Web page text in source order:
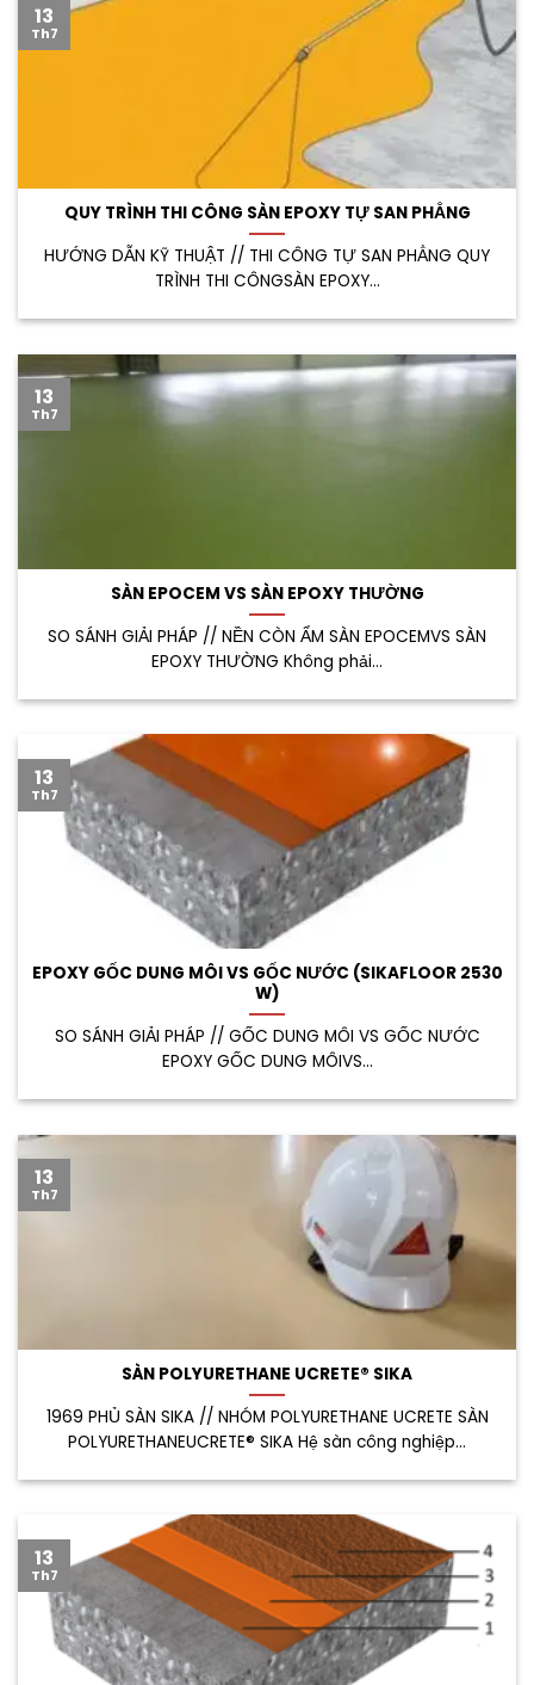
QUY TRÌNH THI CÔNG SÀN EPOXY TỰ SAN PHẲNG
HƯỚNG DẪN KỸ THUẬT // THI CÔNG TỰ SAN PHẲNG QUY
TRÌNH THI CÔNGSÀN EPOXY...
13
Th7
SÀN EPOCEM VS SÀN EPOXY THƯỜNG
SO SÁNH GIẢI PHÁP // NỀN CÒN ẨM SÀN EPOCEMVS SÀN
EPOXY THƯỜNG Không phải...
13
Th7
EPOXY GỐC DUNG MÔI VS GỐC NƯỚC (SIKAFLOOR 2530
W)
SO SÁNH GIẢI PHÁP // GỐC DUNG MÔI VS GỐC NƯỚC
EPOXY GỐC DUNG MÔIVS...
13
Th7
SÀN POLYURETHANE UCRETE® SIKA
1969 PHỦ SÀN SIKA // NHÓM POLYURETHANE UCRETE SÀN
POLYURETHANEUCRETE® SIKA Hệ sàn công nghiệp...
13
Th7
13
Th7